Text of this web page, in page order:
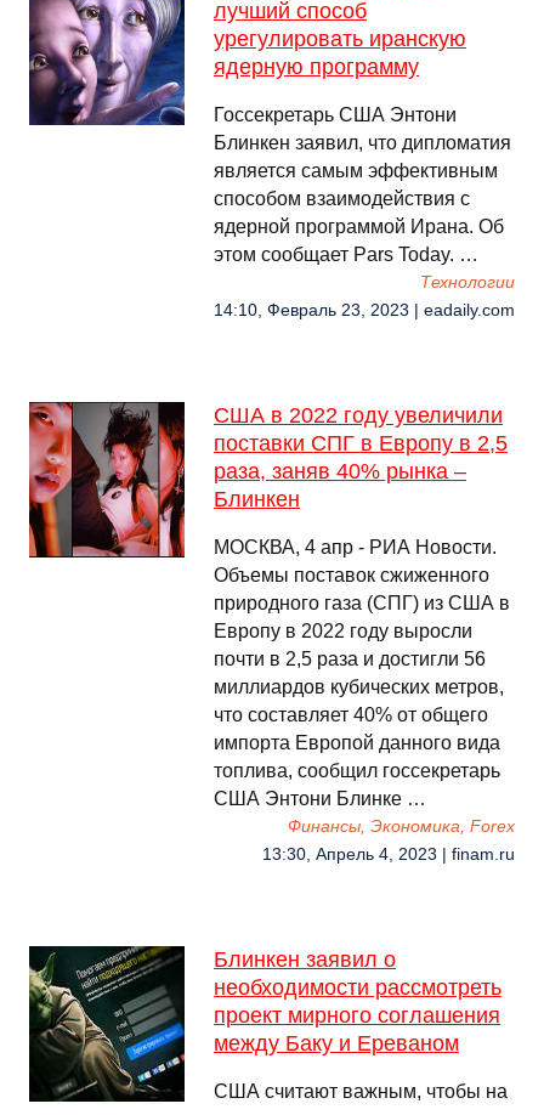
лучший способ
урегулировать иранскую
ядерную программу
Госсекретарь США Энтони
Блинкен заявил, что дипломатия
является самым эффективным
способом взаимодействия с
ядерной программой Ирана. Об
этом сообщает Pars Today. …
Технологии
14:10, Февраль 23, 2023 | eadaily.com
США в 2022 году увеличили
поставки СПГ в Европу в 2,5
раза, заняв 40% рынка –
Блинкен
МОСКВА, 4 апр - РИА Новости.
Объемы поставок сжиженного
природного газа (СПГ) из США в
Европу в 2022 году выросли
почти в 2,5 раза и достигли 56
миллиардов кубических метров,
что составляет 40% от общего
импорта Европой данного вида
топлива, сообщил госсекретарь
США Энтони Блинке …
Финансы, Экономика, Forex
13:30, Апрель 4, 2023 | finam.ru
Блинкен заявил о
необходимости рассмотреть
проект мирного соглашения
между Баку и Ереваном
США считают важным, чтобы на